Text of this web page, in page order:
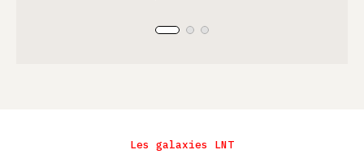
Les galaxies LNT